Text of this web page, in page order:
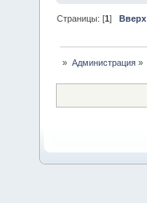
Страницы: [1]Вверх
» Администрация»